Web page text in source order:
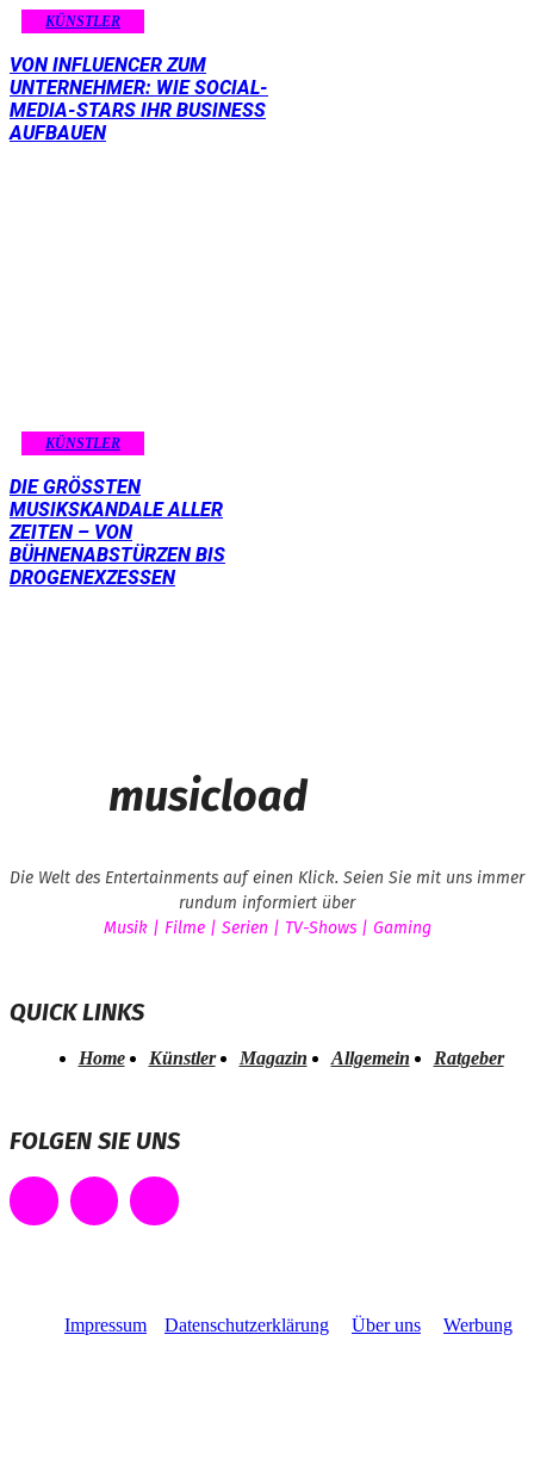
KÜNSTLER
VON INFLUENCER ZUM
UNTERNEHMER: WIE SOCIAL-
MEDIA-STARS IHR BUSINESS
AUFBAUEN
KÜNSTLER
DIE GRÖSSTEN M
USIKSKANDALE ALLER Z
EITEN – VON B
ÜHNENABSTÜRZEN BIS D
ROGENEXZESSEN
musicload
Die Welt des Entertainments auf einen Klick. Seien Sie mit uns immer
rundum informiert über
Musik | Filme | Serien | TV-Shows | Gaming
QUICK LINKS
Home Künstler Magazin Allgemein Ratgeber
FOLGEN SIE UNS
Impressum Datenschutzerklärung Über uns Werbung